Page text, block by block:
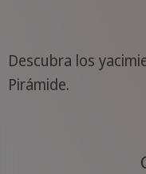
Descubra los
Pirámide.